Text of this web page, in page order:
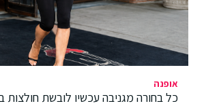
אופנה
כל בחורה מגניבה עכשיו לובשת חולצות